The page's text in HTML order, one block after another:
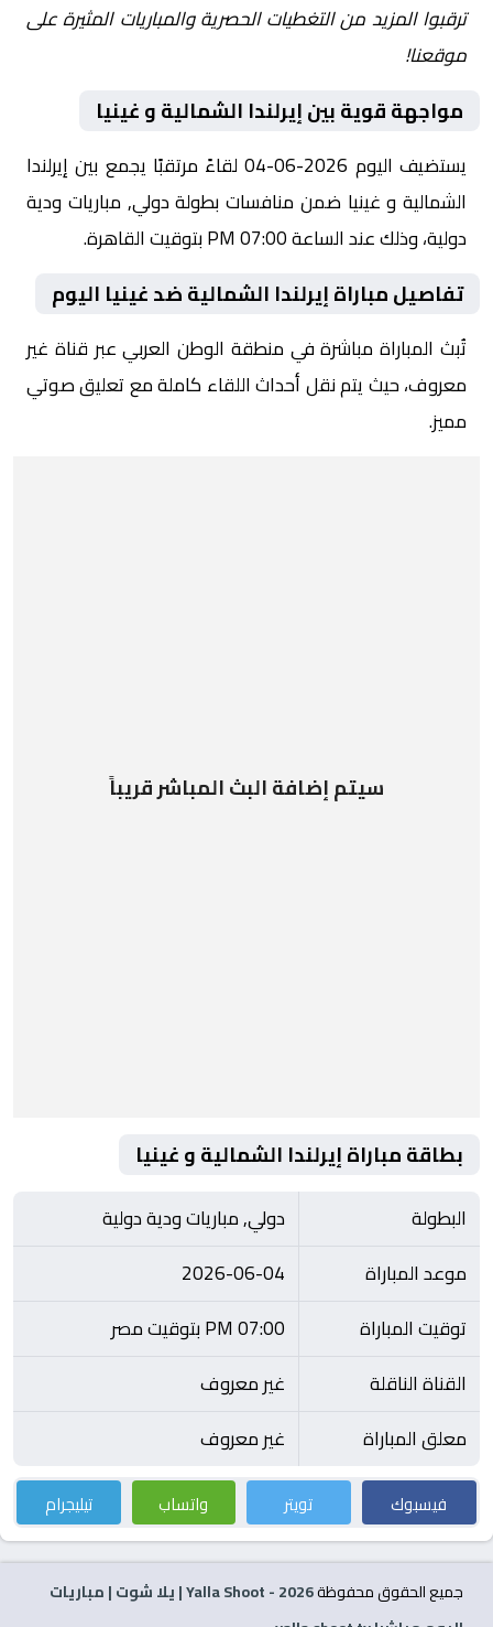
ترقبوا المزيد من التغطيات الحصرية والمباريات المثيرة على
موقعنا!
مواجهة قوية بين إيرلندا الشمالية و غينيا
يستضيف اليوم 2026-06-04 لقاءً مرتقبًا يجمع بين إيرلندا
الشمالية و غينيا ضمن منافسات بطولة دولي, مباريات ودية
دولية، وذلك عند الساعة 07:00 PM بتوقيت القاهرة.
تفاصيل مباراة إيرلندا الشمالية ضد غينيا اليوم
تُبث المباراة مباشرة في منطقة الوطن العربي عبر قناة غير
معروف، حيث يتم نقل أحداث اللقاء كاملة مع تعليق صوتي
مميز.
سيتم إضافة البث المباشر قريباً
بطاقة مباراة إيرلندا الشمالية و غينيا
البطولة
دولي, مباريات ودية دولية
موعد المباراة
2026-06-04
توقيت المباراة
07:00 PM بتوقيت مصر
القناة الناقلة
غير معروف
معلق المباراة
غير معروف
فيسبوك تويتر واتساب تيليجرام
جميع الحقوق محفوظة2026
- Yalla Shoot | يلا شوت | مباريات